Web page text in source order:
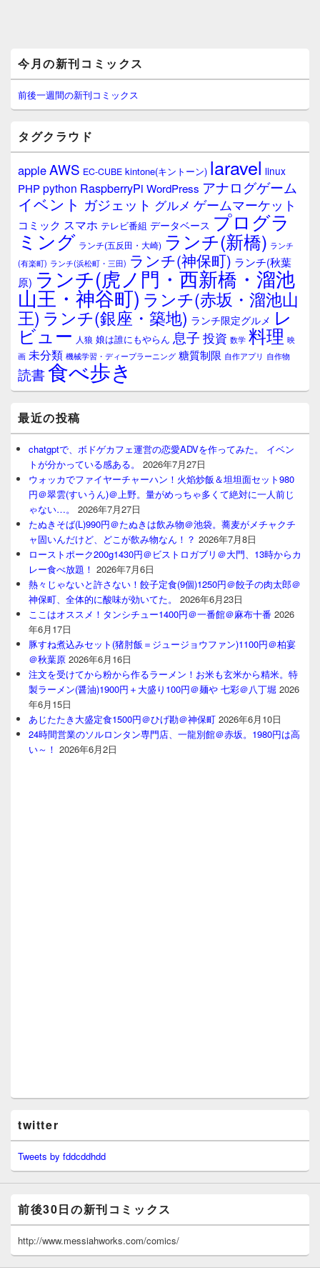
イ
ン
サ
イ
ウ
ィ
ジ
ェ
ア
今月の新刊コミックス
前後一週間の新刊コミックス
タグクラウド
appleAWS EC-CUBE kintone(キントーン) laravel linux
PHPpython RaspberryPi WordPress アナログゲーム
イベント ガジェット グルメ ゲームマーケット
コミック スマホ テレビ番組 データベース プログラ
ミング ランチ(五反田・大崎) ランチ(新橋) ランチ
(有楽町) ランチ(浜松町・三田) ランチ(神保町) ランチ(秋葉
原) ランチ(虎ノ門・西新橋・溜池
山王・神谷町) ランチ(赤坂・溜池山
王) ランチ(銀座・築地) ランチ限定グルメ レ
ビュー 人狼 娘は誰にもやらん 息子 投資 数学 料理 映
画 未分類 機械学習・ディープラーニング 糖質制限 自作アプリ 自作物
読書食べ歩き
最近の投稿
chatgptで、ボドゲカフェ運営の恋愛ADVを作ってみた。 イベン
トが分かっている感ある。
2026年7月27日
ウォッカでファイヤーチャーハン！火焰炒飯＆坦坦面セット980
円＠翠雲(すいうん)＠上野。量がめっちゃ多くて絶対に一人前じ
ゃない…。
2026年7月27日
たぬきそば(L)990円＠たぬきは飲み物＠池袋。蕎麦がメチャクチ
ャ固いんだけど、どこが飲み物なん！？ 2026年7月8日
ローストポーク200g1430円＠ビストロガブリ＠大門、13時からカ
レー食べ放題！ 2026年7月6日
熱々じゃないと許さない！餃子定食(9個)1250円＠餃子の肉太郎＠
神保町、全体的に酸味が効いてた。
2026年6月23日
ここはオススメ！タンシチュー1400円＠一番館＠麻布十番 2026
年6月17日
豚すね煮込みセット(猪肘飯＝ジュージョウファン)1100円＠柏宴
＠秋葉原 2026年6月16日
注文を受けてから粉から作るラーメン！お米も玄米から精米。特
製ラーメン(醤油)1900円＋大盛り100円＠麺や 七彩＠八丁堀 2026
年6月15日
あじたたき大盛定食1500円＠ひげ勘＠神保町 2026年6月10日
24時間営業のソルロンタン専門店、一龍別館＠赤坂。1980円は高
い～！ 2026年6月2日
twitter
Tweets by fddcddhdd
前後30日の新刊コミックス
http://www.messiahworks.com/comics/